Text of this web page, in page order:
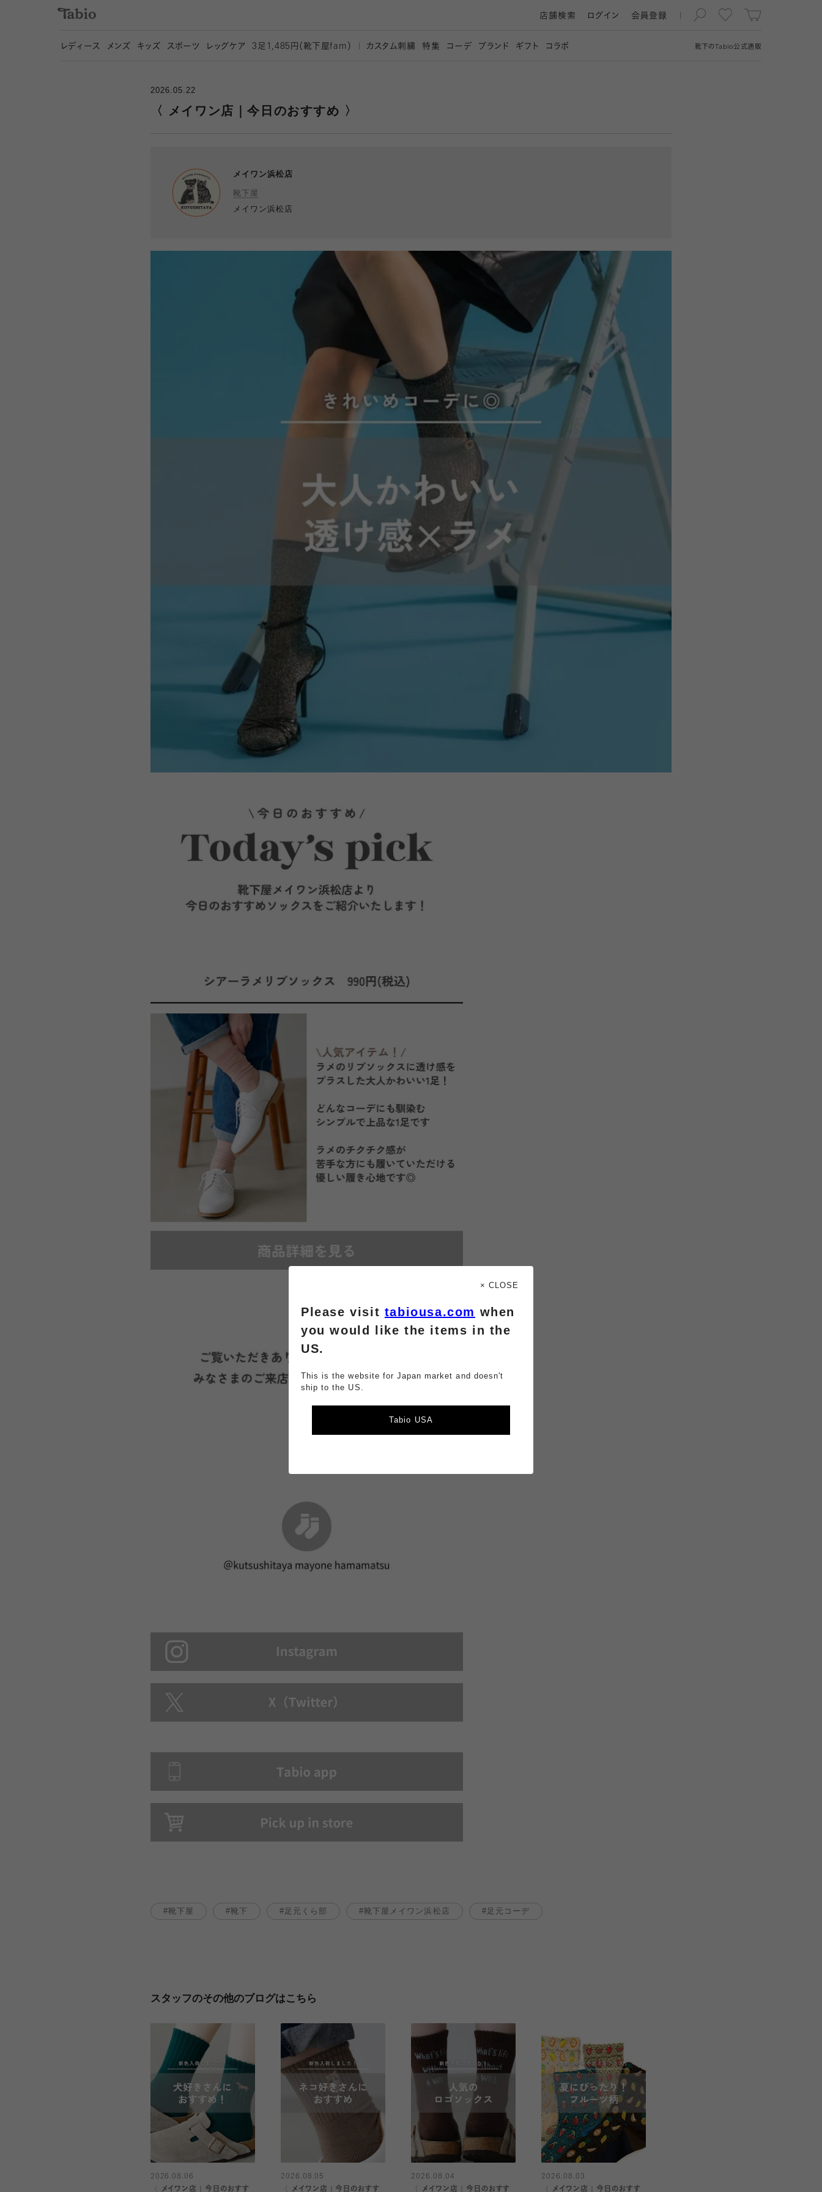
靴下の Tabio公式通販
店舗検索 ログイン 会員登録
レディース メンズ キッズ スポーツ レッグケア 3 足1,485円（靴下屋fam） カスタム刺繍 特集 コーデ ブランド ギフト コラボ
2026.05.22
〈 メイワン店｜今日のおすすめ 〉
メイワン浜松店
靴下屋
メイワン浜松店
靴下屋 靴下 足元くら部 靴下屋メイワン浜松店 足元コーデ
スタッフのその他のブログはこちら
2026.08.06
〈 メイワン店｜今日のおすす
2026.08.05
〈 メイワン店｜今日のおすす
2026.08.04
〈 メイワン店｜今日のおすす
2026.08.03
〈 メイワン店｜今日のおすす
× CLOSE
Please visit tabiousa.com when
you would like the items in the
US.
This is the website for Japan market and doesn't
ship to the US.
Tabio USA